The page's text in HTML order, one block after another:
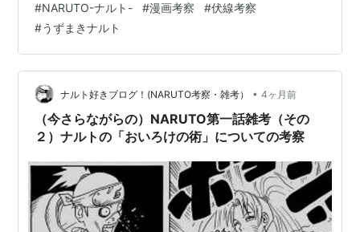
影に何度も奇襲をしかけたりしていますが、ナルトの
「おいろけの術」を見て弟子入り志願し、ナルトに悩み
を打ち明けます） で、ここでナルトと木ノ葉丸がやり取
りするのですが、その会話が今回の雑考のポイント。 そ
の中に《忍界大戦を終わらせた大切な鍵》がなんと２
つ、しっかりと出ておりました。…
#NARUTO-ナルト- #漫画考察 #伏線考察
#うずまきナルト
ナルト好きブログ！(NARUTO考察・雑考） • 4ヶ月前
（今さらながらの）NARUTO第一話雑考（その
２）ナルトの「おいろけの術」についての考察